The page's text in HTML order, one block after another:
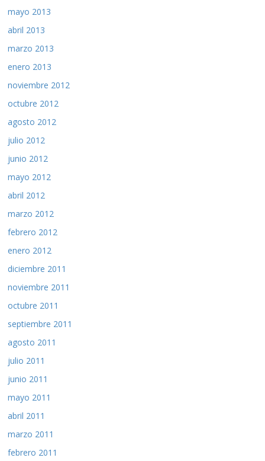
mayo 2013
abril 2013
marzo 2013
enero 2013
noviembre 2012
octubre 2012
agosto 2012
julio 2012
junio 2012
mayo 2012
abril 2012
marzo 2012
febrero 2012
enero 2012
diciembre 2011
noviembre 2011
octubre 2011
septiembre 2011
agosto 2011
julio 2011
junio 2011
mayo 2011
abril 2011
marzo 2011
febrero 2011